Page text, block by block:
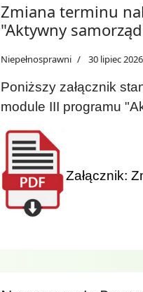
Zmiana terminu
"Aktywny
Niepełnosprawni 30 lipiec 2026
Poniższy załącznik
module III programu
Załącznik: